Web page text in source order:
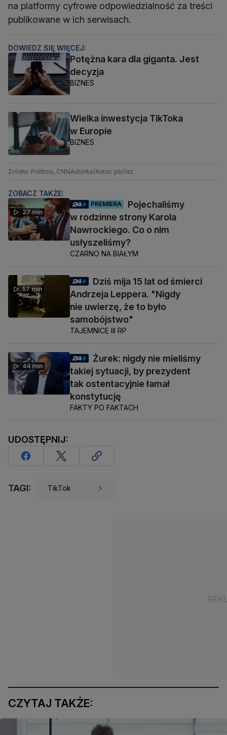
na platformy cyfrowe odpowiedzialność za treści
publikowane w ich serwisach.
DOWIEDZ SIĘ WIĘCEJ:
Potężna kara dla giganta. Jest
decyzja
BIZNES
Wielka inwestycja TikToka
w Europie
BIZNES
Źródło: Politico, CNN Autorka/Autor: pb//az
ZOBACZ TAKŻE:
27 min
PREMIERA
Pojechaliśmy
w rodzinne strony Karola
Nawrockiego. Co o nim
usłyszeliśmy?
CZARNO NA BIAŁYM
57 min
Dziś mija 15 lat od śmierci
Andrzeja Leppera. "Nigdy
nie uwierzę, że to było
samobójstwo"
TAJEMNICE III RP
44 min
Żurek: nigdy nie mieliśmy
takiej sytuacji, by prezydent
tak ostentacyjnie łamał
konstytucję
FAKTY PO FAKTACH
UDOSTĘPNIJ:
TAGI: TikTok
CZYTAJ TAKŻE: